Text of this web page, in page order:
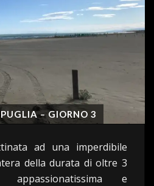
– GIORNO 3
ad una imperdibile
della durata di oltre 3
e